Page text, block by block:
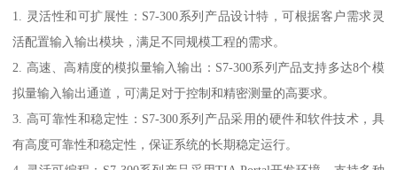
1. 灵活性和可扩展性：S7-300系列产品设计特，可根据客户需求灵
活配置输入输出模块，满足不同规模工程的需求。
2. 高速、高精度的模拟量输入输出：S7-300系列产品支持多达8个模
拟量输入输出通道，可满足对于控制和精密测量的高要求。
3. 高可靠性和稳定性：S7-300系列产品采用的硬件和软件技术，具
有高度可靠性和稳定性，保证系统的长期稳定运行。